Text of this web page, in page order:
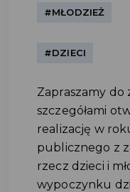
#MŁODZIEŻ
#DZIECI
Zapraszamy do
szczegółami
realizację w
publicznego z
rzecz dzieci i
wypoczynku